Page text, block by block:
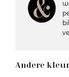
Details:
– Heuphoogte:
–
Andere